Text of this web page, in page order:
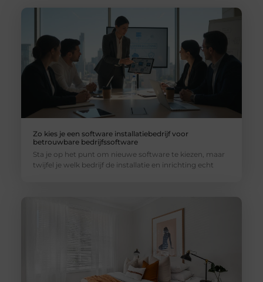
Zo kies je een software installatiebedrijf voor
betrouwbare bedrijfssoftware
Sta je op het punt om nieuwe software te kiezen, maar
twijfel je welk bedrijf de installatie en inrichting echt